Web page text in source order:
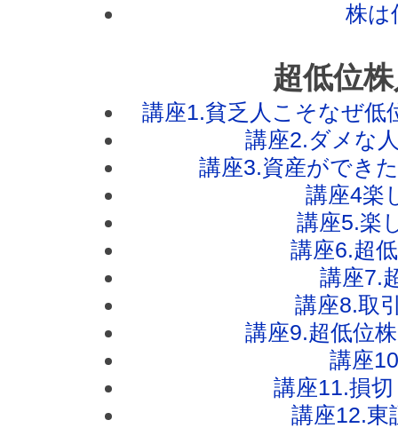
株は
超低位
講座1.貧乏人こそなぜ
講座2.ダメな
講座3.資産ができ
講座4楽
講座5.楽
講座6.超
講座7.
講座8.取
講座9.超低位
講座
講座11.損
講座12.東